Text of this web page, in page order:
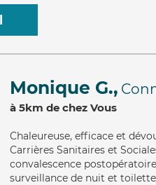
Monique G.,
à 5km de chez Vous
Chaleureuse, efficace et
Carrières Sanitaires et
convalescence
surveillance de nuit et